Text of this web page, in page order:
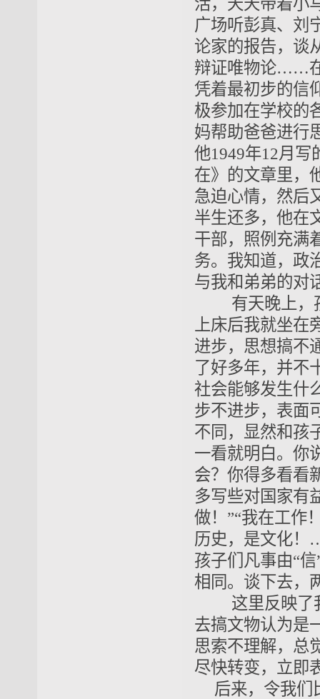
广场听彭真、刘
论家的报告，谈
辩证唯物论……
凭着最初步的信
极参加在学校的
妈帮助爸爸进行
他1949年12月写
在》的文章里，
急迫心情，然后
半生还多，他在
干部，照例充满
务。我知道，政
与我和弟弟的对
有天晚上，
上床后我就坐
进步，思想搞不
了好多年，并不
社会能够发生什
步不进步，表面
不同，显然和孩
一看就明白。你
会？你得多看看
多写些对国家有
做！”“我在工作
历史，是文化！
孩子们凡事由“
相同。谈下去，
这里反映了
去搞文物认为是
思索不理解，总
尽快转变，立即
后来，令我们